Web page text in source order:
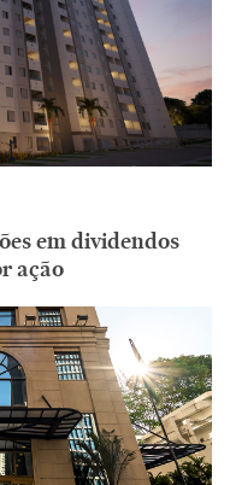
em dividendos
ação